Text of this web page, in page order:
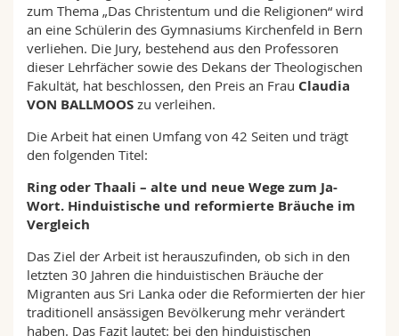
Math.-Nat. und Med. Fak.
Interfakultär
Mitarbeitende
Doktorierende
Webmail
Vorlesungsverzeichnis
MyUnifr
zum Thema „Das Christentum und die Religionen“ wird
an eine Schülerin des Gymnasiums Kirchenfeld in Bern
verliehen. Die Jury, bestehend aus den Professoren
dieser Lehrfächer sowie des Dekans der Theologischen
Fakultät, hat beschlossen, den Preis an Frau Claudia
VON BALLMOOS zu verleihen.
Die Arbeit hat einen Umfang von 42 Seiten und trägt
den folgenden Titel:
Ring oder Thaali – alte und neue Wege zum Ja-
Wort. Hinduistische und reformierte Bräuche im
Vergleich
Das Ziel der Arbeit ist herauszufinden, ob sich in den
letzten 30 Jahren die hinduistischen Bräuche der
Migranten aus Sri Lanka oder die Reformierten der hier
traditionell ansässigen Bevölkerung mehr verändert
haben. Das Fazit lautet: bei den hinduistischen